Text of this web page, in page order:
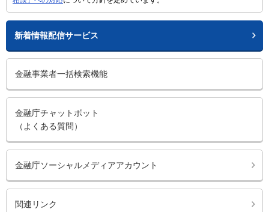
新着情報配信サービス
金融事業者一括検索機能
金融庁チャットボット
（よくある質問）
金融庁ソーシャルメディアアカウント
関連リンク